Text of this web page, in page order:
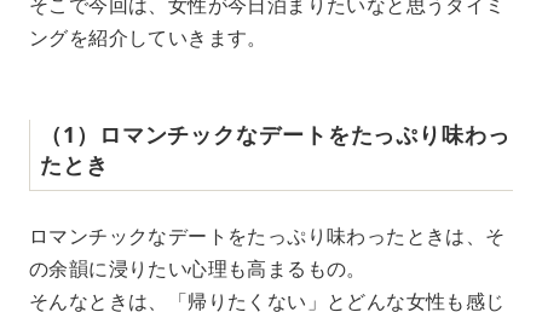
ングを紹介していきます。
（1）ロマンチックなデートをたっぷり味わっ
たとき
ロマンチックなデートをたっぷり味わったときは、そ
の余韻に浸りたい心理も高まるもの。
そんなときは、「帰りたくない」とどんな女性も感じ